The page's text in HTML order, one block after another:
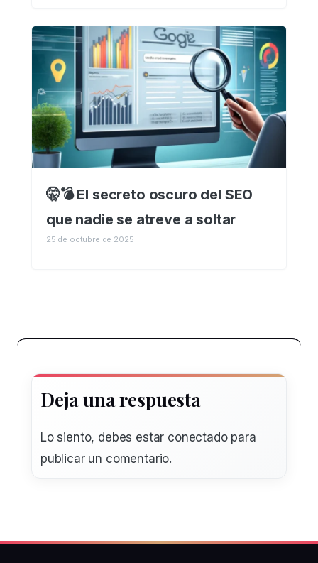
🤫💣 El secreto oscuro del SEO
que nadie se atreve a soltar
25 de octubre de 2025
Deja una respuesta
Lo siento, debes estar conectadopara
publicar un comentario.